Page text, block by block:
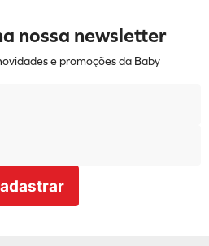
nossa newsletter
e promoções da Baby